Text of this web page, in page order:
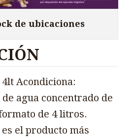
de ubicaciones
Acondiciona:
agua concentrado de
de 4 litros.
el producto más